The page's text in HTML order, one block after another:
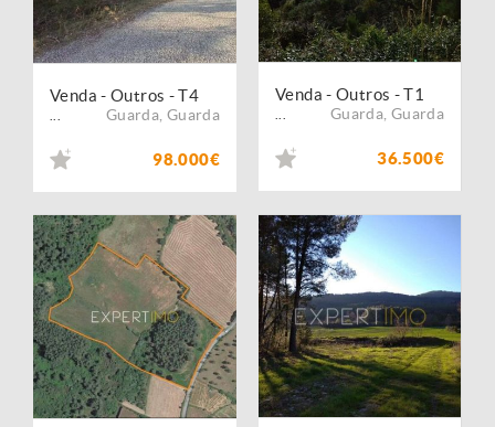
Venda - Outros - T4
Guarda Guarda
98.000€
Venda - Outros - T1
Guarda Guarda
36.500€